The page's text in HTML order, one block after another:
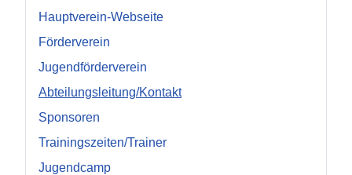
Hauptverein-Webseite
Förderverein
Jugendförderverein
Abteilungsleitung/Kontakt
Sponsoren
Trainingszeiten/Trainer
Jugendcamp